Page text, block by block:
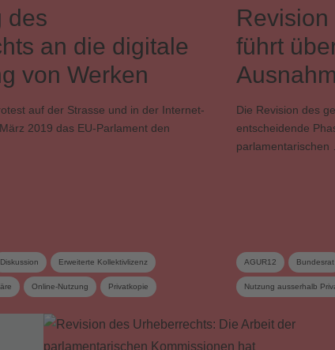
des
an die digitale
von Werken
auf der Strasse und in der Internet-
2019 das EU-Parlament den
Diskussion Erweiterte Kollektivlizenz
Online-Nutzung Privatkopie
führt
Die Revision des
entscheidende
parlamentarischen
AGUR12 Bundesrat
Nutzung ausserhalb